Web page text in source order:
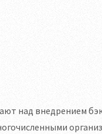
над внедрением